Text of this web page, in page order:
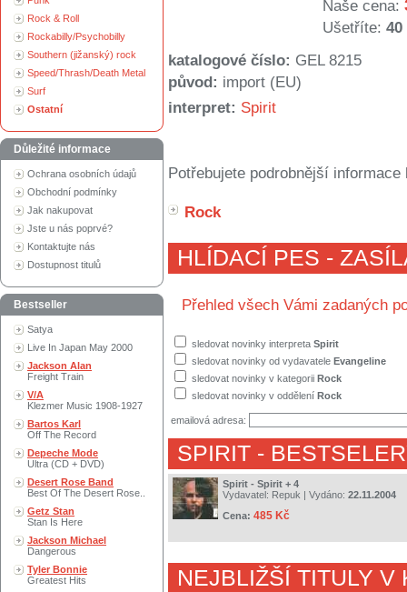
Rock & Roll
Rockabilly/Psychobilly
Southern (jižanský) rock
Speed/Thrash/Death Metal
Surf
Ostatní
Důležité informace
Ochrana osobních údajů
Obchodní podmínky
Jak nakupovat
Jste u nás poprvé?
Kontaktujte nás
Dostupnost titulů
Bestseller
Satya
Live In Japan May 2000
Jackson Alan
Freight Train
V/A
Klezmer Music 1908-1927
Bartos Karl
Off The Record
Depeche Mode
Ultra (CD + DVD)
Desert Rose Band
Best Of The Desert Rose..
Getz Stan
Stan Is Here
Jackson Michael
Dangerous
Tyler Bonnie
Greatest Hits
Naše cena:
Ušetříte: 40
katalogové číslo: GEL 8215
původ: import (EU)
interpret: Spirit
Potřebujete podrobnější
Rock
HLÍDACÍ PES -
Přehled všech Vámi zadaných
sledovat novinky interpreta Spirit
sledovat novinky od vydavatele Evangeline
sledovat novinky v kategorii Rock
sledovat novinky v oddělení Rock
emailová adresa:
SPIRIT -
Spirit - Spirit + 4
Vydavatel: Repuk | Vydáno: 22.11.2004
Cena: 485 Kč
NEJBLIŽŠÍ TITULY V